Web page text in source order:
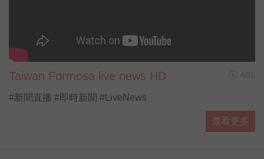
Taiwan Formosa live news HD
#新聞直播 #即時新聞 #LiveNews
查看更多